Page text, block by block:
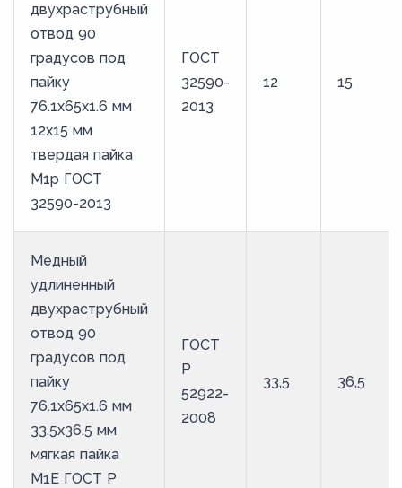
двухраструбный
отвод 90
градусов под
пайку
76.1х65х1.6 мм
12х15 мм
твердая пайка
М1р ГОСТ
32590-2013
ГОСТ
32590-
2013
12 15
Медный
удлиненный
двухраструбный
отвод 90
градусов под
пайку
76.1х65х1.6 мм
33.5х36.5 мм
мягкая пайка
М1Е ГОСТ Р
ГОСТ
Р
52922-
2008
33,5 36,5